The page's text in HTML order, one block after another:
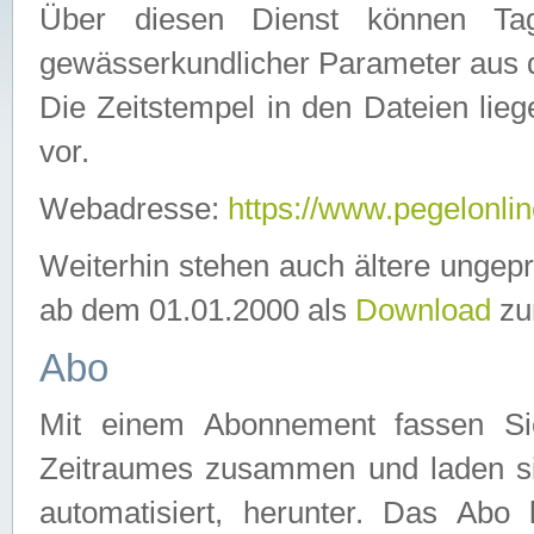
Über diesen Dienst können
gewässerkundlicher Parameter aus
Die Zeitstempel in den Dateien
vor.
Webadresse: https://
Weiterhin stehen auch ältere
ab dem 01.01.2000 als Download
Abo
Mit einem Abonnement fassen
Zeitraumes zusammen und laden
automatisiert, herunter. Das